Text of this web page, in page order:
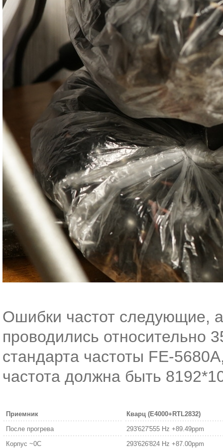
Ошибки частот следующие,
проводились относительно
стандарта частоты FE-
частота должна быть
Приемник
Кварц (E4000+RTL2832)
После прогрева
293'627'555 Hz +89.49ppm
Корпус ~0C
293'626'824 Hz +87.00ppm